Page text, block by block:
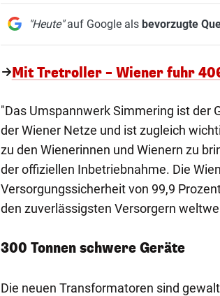
"Heute"auf Google als bevorzugte
Mit Tretroller – Wiener fuhr
"Das Umspannwerk Simmering ist der
der Wiener Netze und ist zugleich
zu den Wienerinnen und Wienern zu
der offiziellen Inbetriebnahme. Die
Versorgungssicherheit von 99,9
den zuverlässigsten Versorgern
300 Tonnen schwere Geräte
Die neuen Transformatoren sind